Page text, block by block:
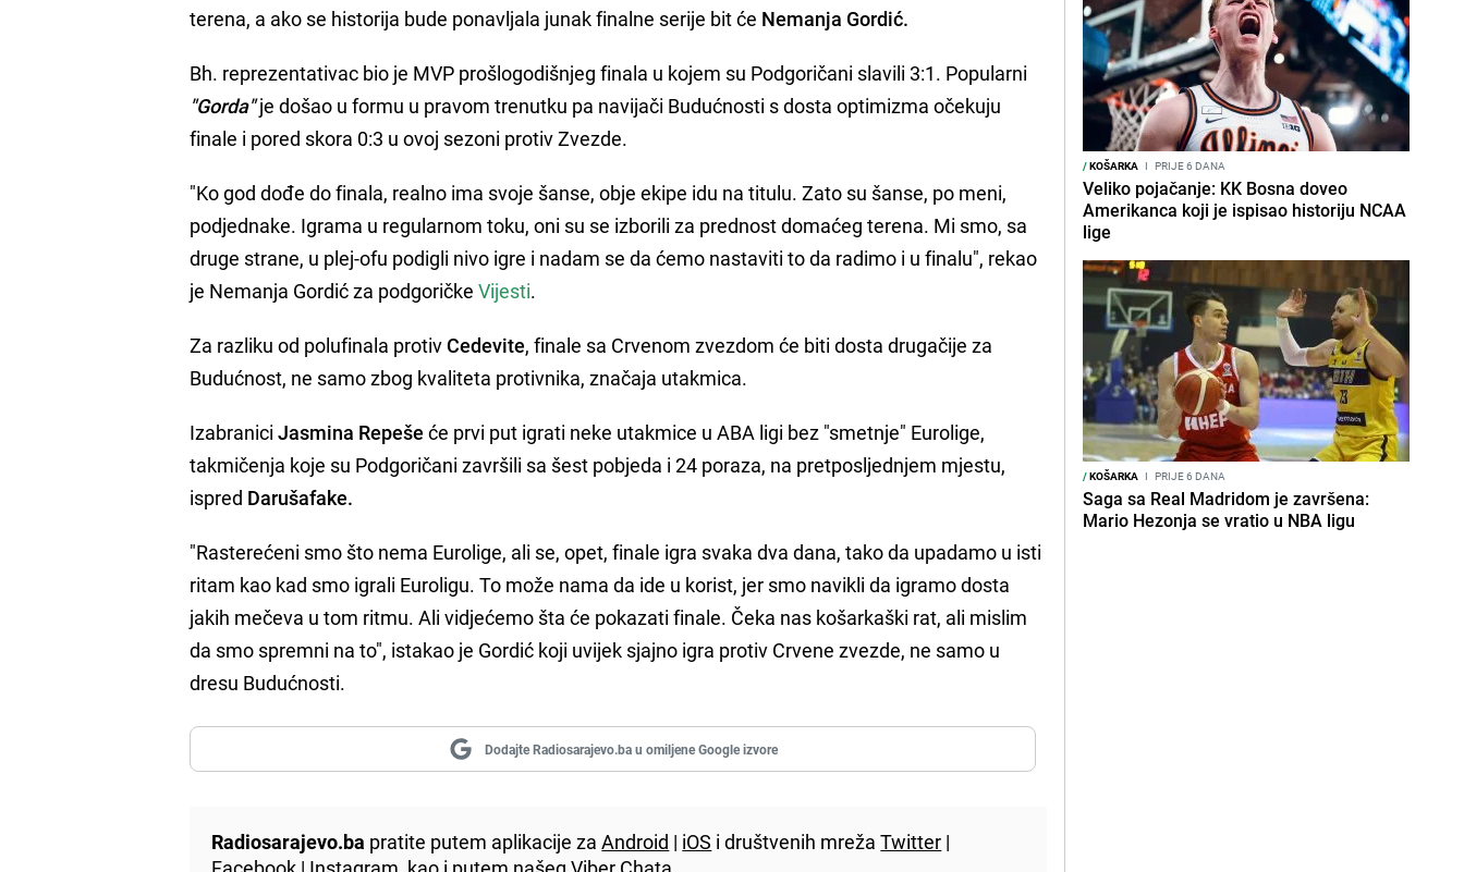
terena, a ako se historija bude ponavljala junak finalne serije bit će Nemanja Gordić.
Bh. reprezentativac bio je MVP prošlogodišnjeg finala u kojem su Podgoričani slavili 3:1. Popularni
"Gorda"je došao u formu u pravom trenutku pa navijači Budućnosti s dosta optimizma očekuju
finale i pored skora 0:3 u ovoj sezoni protiv Zvezde.
"Ko god dođe do finala, realno ima svoje šanse, obje ekipe idu na titulu. Zato su šanse, po meni,
podjednake. Igrama u regularnom toku, oni su se izborili za prednost domaćeg terena. Mi smo, sa
druge strane, u plej-ofu podigli nivo igre i nadam se da ćemo nastaviti to da radimo i u finalu", rekao
je Nemanja Gordić za podgoričkeVijesti.
Za razliku od polufinala protivCedevite, finale sa Crvenom zvezdom će biti dosta drugačije za
Budućnost, ne samo zbog kvaliteta protivnika, značaja utakmica.
Izabranici Jasmina Repeše će prvi put igrati neke utakmice u ABA ligi bez "smetnje" Eurolige,
takmičenja koje su Podgoričani završili sa šest pobjeda i 24 poraza, na pretposljednjem mjestu,
ispred Darušafake.
"Rasterećeni smo što nema Eurolige, ali se, opet, finale igra svaka dva dana, tako da upadamo u isti
ritam kao kad smo igrali Euroligu. To može nama da ide u korist, jer smo navikli da igramo dosta
jakih mečeva u tom ritmu. Ali vidjećemo šta će pokazati finale. Čeka nas košarkaški rat, ali mislim
da smo spremni na to", istakao je Gordić koji uvijek sjajno igra protiv Crvene zvezde, ne samo u
dresu Budućnosti.
Dodajte Radiosarajevo.ba u omiljene Google izvore
Radiosarajevo.ba pratite putem aplikacije zaAndroid | iOS i društvenih mrežaTwitter |
/KOŠARKA I PRIJE 6 DANA
Veliko pojačanje: KK Bosna doveo
Amerikanca koji je ispisao historiju NCAA
lige
/KOŠARKA I PRIJE 6 DANA
Saga sa Real Madridom je završena:
Mario Hezonja se vratio u NBA ligu